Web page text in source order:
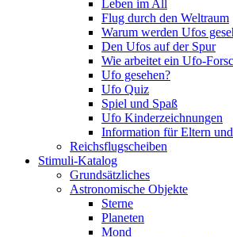
Leben im All
Flug durch den Weltraum
Warum werden Ufos
Den Ufos auf der Spur
Wie arbeitet ein Ufo-
Ufo gesehen?
Ufo Quiz
Spiel und Spaß
Ufo Kinderzeichnungen
Information für Eltern
Reichsflugscheiben
Stimuli-Katalog
Grundsätzliches
Astronomische Objekte
Sterne
Planeten
Mond